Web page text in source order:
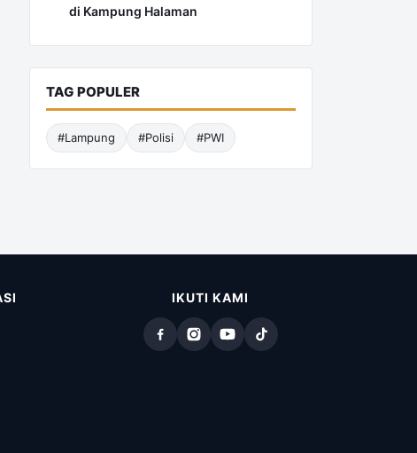
di Kampung Halaman
TAG POPULER
#Lampung #Polisi #PWI
IKUTI KAMI